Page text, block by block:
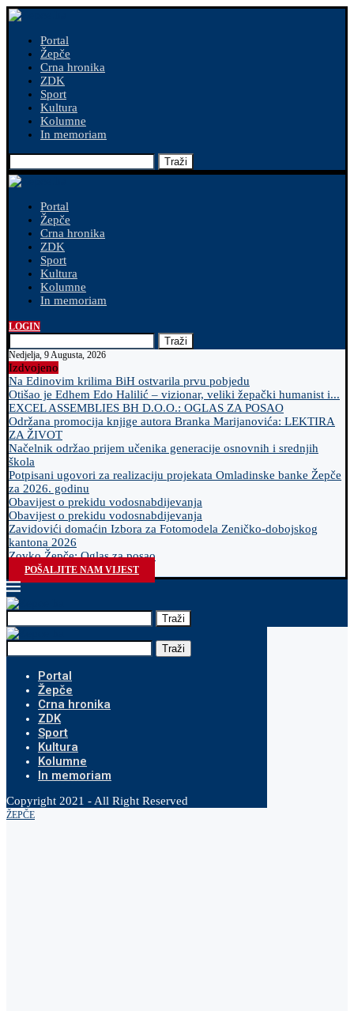
Portal
Žepče
Crna hronika
ZDK
Sport
Kultura
Kolumne
In memoriam
Traži
Portal
Žepče
Crna hronika
ZDK
Sport
Kultura
Kolumne
In memoriam
LOGIN
Traži
Nedjelja, 9 Augusta, 2026
Izdvojeno
Na Edinovim krilima BiH ostvarila prvu pobjedu
Otišao je Edhem Edo Halilić – vizionar, veliki žepački humanist i...
EXCEL ASSEMBLIES BH D.O.O.: OGLAS ZA POSAO
Održana promocija knjige autora Branka Marijanovića: LEKTIRA
ZA ŽIVOT
Načelnik održao prijem učenika generacije osnovnih i srednjih
škola
Potpisani ugovori za realizaciju projekata Omladinske banke Žepče
za 2026. godinu
Obavijest o prekidu vodosnabdijevanja
Obavijest o prekidu vodosnabdijevanja
Zavidovići domaćin Izbora za Fotomodela Zeničko-dobojskog
kantona 2026
Zovko Žepče: Oglas za posao
POŠALJITE NAM VIJEST
Traži
Traži
Portal
Žepče
Crna hronika
ZDK
Sport
Kultura
Kolumne
In memoriam
Copyright 2021 - All Right Reserved
ŽEPČE